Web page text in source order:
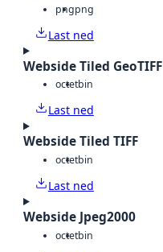
pngpng
Last ned
Webside Tiled GeoTIFF
octetbin
Last ned
Webside Tiled TIFF
octetbin
Last ned
Webside Jpeg2000
octetbin